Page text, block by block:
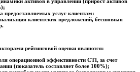
предоставляемых услуг клиентам:
клиентских предложений, бесшовная
рейтинговой оценки являются:
операционной эффективности CTI, за счет
(показатель составляет более 100%);